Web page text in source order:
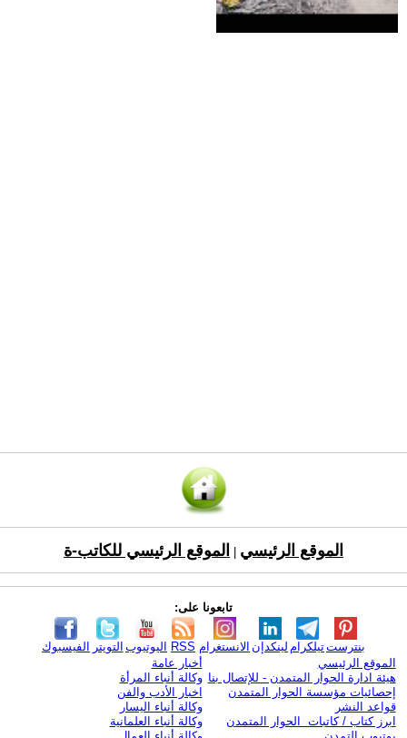
الموقع الرئيسي الموقع الرئيسي للكاتب-ة
تابعونا على:
الفيسبوك التويتر اليوتيوب RSS الانستغرام لينكدإن تيلكرامبنترست
الموقع الرئيسي
هيئة ادارة الحوار المتمدن - للإتصال بنا
إحصائيات مؤسسة الحوار المتمدن
قواعد النشر
ابرز كتاب / كاتبات الحوار المتمدن
أخبار عامة
وكالة أنباء المرأة
اخبار الأدب والفن
وكالة أنباء اليسار
وكالة أنباء العلمانية